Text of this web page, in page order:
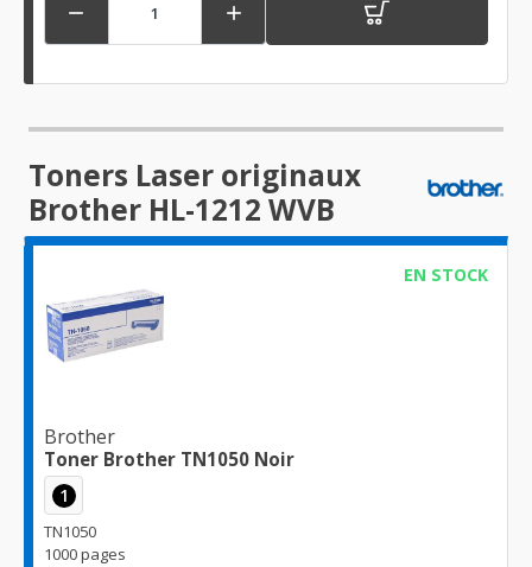
 
Toners Laser originaux
Brother HL-1212 WVB
EN STOCK
Brother
Toner Brother TN1050 Noir
1
TN1050
1000 pages